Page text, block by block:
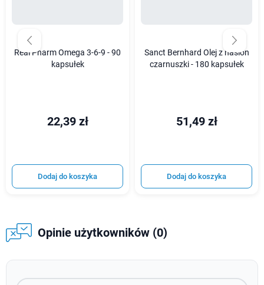
Real Pharm Omega 3-6-9 - 90
kapsułek
22,39 zł
Dodaj do koszyka
Sanct Bernhard Olej z nasion
czarnuszki - 180 kapsułek
51,49 zł
Dodaj do koszyka
Opinie użytkowników (0)